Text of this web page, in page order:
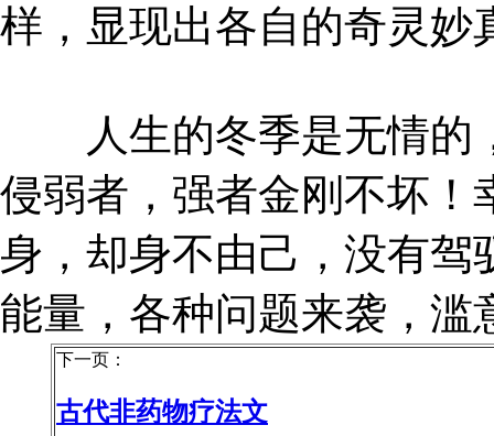
样，显现出各自的奇灵妙
人生的冬季是无情的
侵弱者，强者金刚不坏！
身，却身不由己，没有驾
能量，各种问题来袭，滥
下一页：
古代非药物疗法文